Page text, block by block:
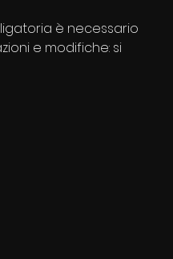
è necessario
e modifiche: si